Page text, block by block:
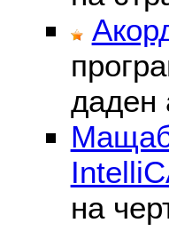
даден
на